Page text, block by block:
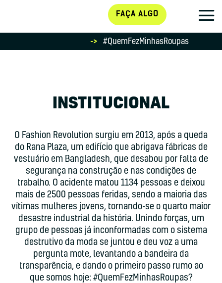
FAÇA ALGO
-> #QuemFezMinhasRoupas
INSTITUCIONAL
O Fashion Revolution surgiu em 2013, após a queda
do Rana Plaza, um edifício que abrigava fábricas de
vestuário em Bangladesh, que desabou por falta de
segurança na construção e nas condições de
trabalho. O acidente matou 1134 pessoas e deixou
mais de 2500 pessoas feridas, sendo a maioria das
vítimas mulheres jovens, tornando-se o quarto maior
desastre industrial da história. Unindo forças, um
grupo de pessoas já inconformadas com o sistema
destrutivo da moda se juntou e deu voz a uma
pergunta mote, levantando a bandeira da
transparência, e dando o primeiro passo rumo ao
que somos hoje: #QuemFezMinhasRoupas?